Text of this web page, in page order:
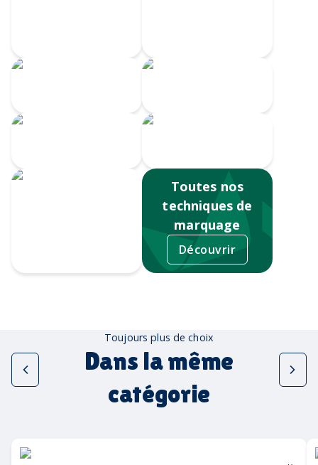
Toutes nos
techniques de
marquage
Découvrir
Toujours plus de choix
Dans la même
catégorie